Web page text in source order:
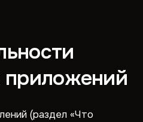
приложений
(раздел «Что